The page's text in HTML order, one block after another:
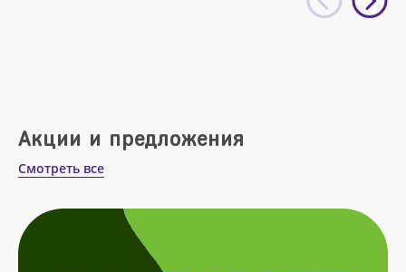
Акции и предложения
Смотреть все